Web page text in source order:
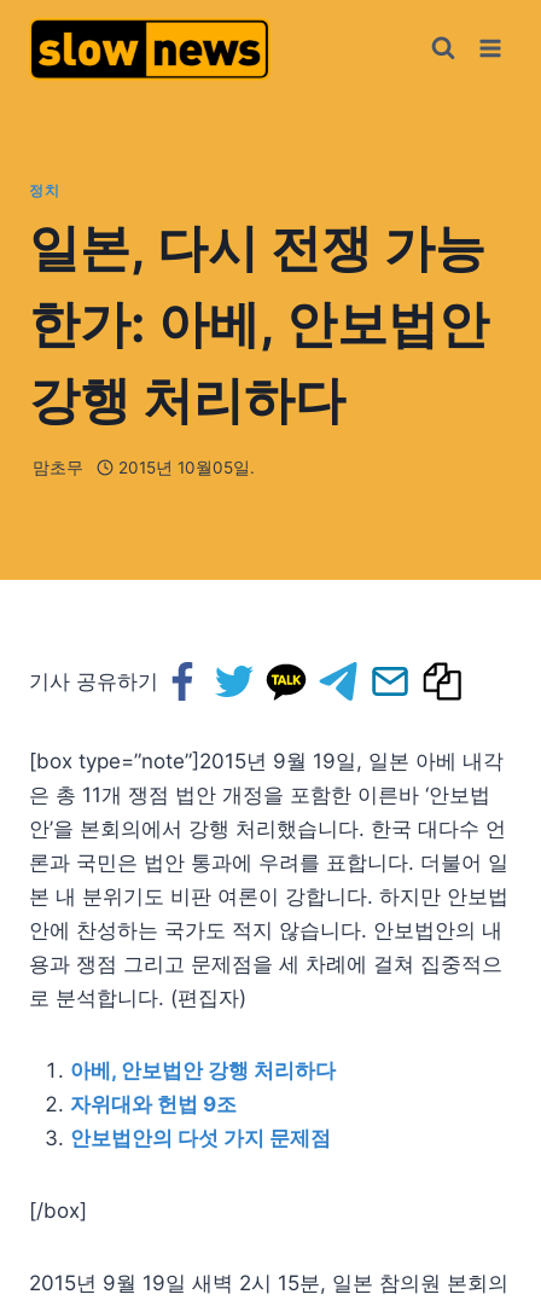
정치
일본, 다시 전쟁 가능
한가: 아베, 안보법안
강행 처리하다
맘초무 2015년 10월05일.
기사 공유하기
[box type=”note”]2015년 9월 19일, 일본 아베 내각
은 총 11개 쟁점 법안 개정을 포함한 이른바 ‘안보법
안’을 본회의에서 강행 처리했습니다. 한국 대다수 언
론과 국민은 법안 통과에 우려를 표합니다. 더불어 일
본 내 분위기도 비판 여론이 강합니다. 하지만 안보법
안에 찬성하는 국가도 적지 않습니다. 안보법안의 내
용과 쟁점 그리고 문제점을 세 차례에 걸쳐 집중적으
로 분석합니다. (편집자)
아베, 안보법안 강행 처리하다
자위대와 헌법 9조
안보법안의 다섯 가지 문제점
[/box]
2015년 9월 19일 새벽 2시 15분, 일본 참의원 본회의